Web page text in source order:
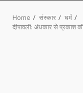
Home संस्कार
धर्म
दीपावली: अंधकार से प्रकाश